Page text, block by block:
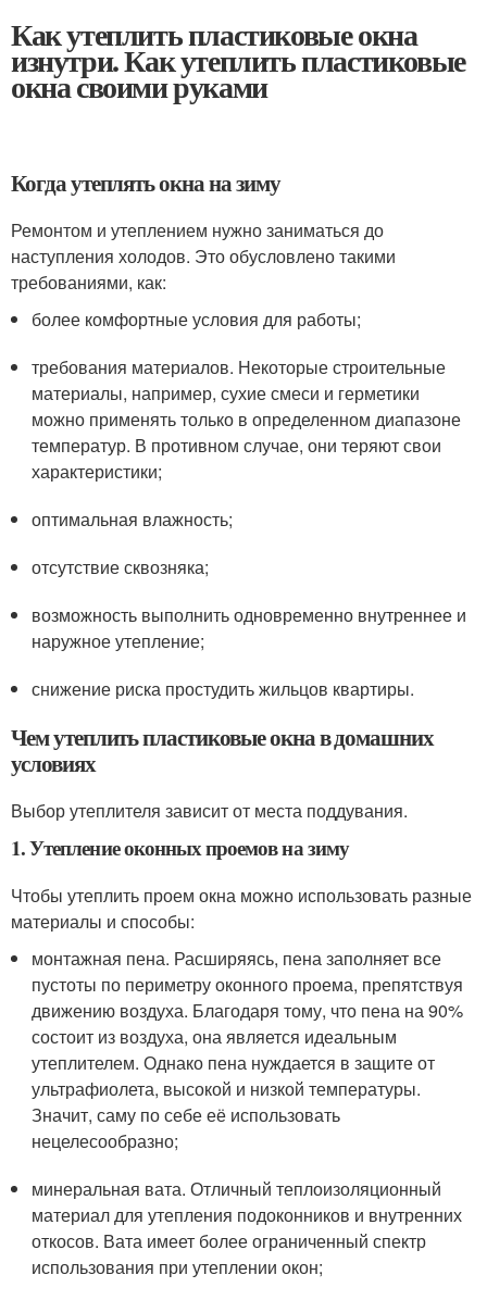
Как утеплить пластиковые окна
изнутри. Как утеплить пластиковые
окна своими руками
Когда утеплять окна на зиму
Ремонтом и утеплением нужно заниматься до
наступления холодов. Это обусловлено такими
требованиями, как:
более комфортные условия для работы;
требования материалов. Некоторые строительные
материалы, например, сухие смеси и герметики
можно применять только в определенном диапазоне
температур. В противном случае, они теряют свои
характеристики;
оптимальная влажность;
отсутствие сквозняка;
возможность выполнить одновременно внутреннее и
наружное утепление;
снижение риска простудить жильцов квартиры.
Чем утеплить пластиковые окна в домашних
условиях
Выбор утеплителя зависит от места поддувания.
1. Утепление оконных проемов на зиму
Чтобы утеплить проем окна можно использовать разные
материалы и способы:
монтажная пена. Расширяясь, пена заполняет все
пустоты по периметру оконного проема, препятствуя
движению воздуха. Благодаря тому, что пена на 90%
состоит из воздуха, она является идеальным
утеплителем. Однако пена нуждается в защите от
ультрафиолета, высокой и низкой температуры.
Значит, саму по себе её использовать
нецелесообразно;
минеральная вата. Отличный теплоизоляционный
материал для утепления подоконников и внутренних
откосов. Вата имеет более ограниченный спектр
использования при утеплении окон;